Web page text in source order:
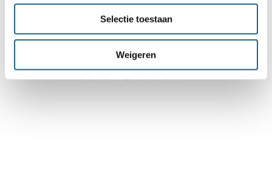
Selectie toestaan
Weigeren